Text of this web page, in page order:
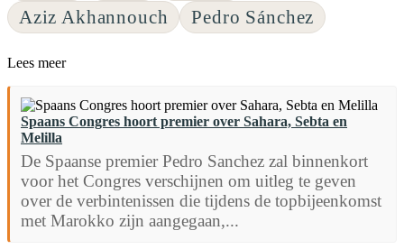
Aziz Akhannouch
Pedro Sánchez
Lees meer
Spaans Congres hoort premier over Sahara, Sebta en
Melilla
De Spaanse premier Pedro Sanchez zal binnenkort
voor het Congres verschijnen om uitleg te geven
over de verbintenissen die tijdens de topbijeenkomst
met Marokko zijn aangegaan,...